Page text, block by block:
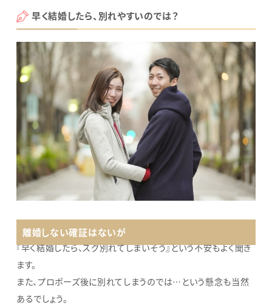
早く結婚したら、別れやすいのでは？
離婚しない確証はないが
『早く結婚したら、スグ別れてしまいそう』という不安もよく聞き
ます。
また、プロポーズ後に別れてしまうのでは…という懸念も当然
あるでしょう。